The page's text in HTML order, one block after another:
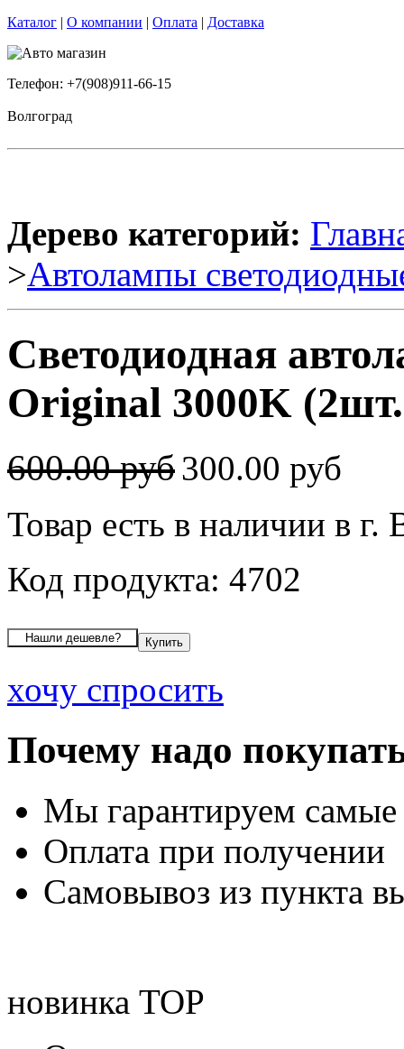
Каталог | О компании | Оплата | Доставка
Телефон: +7(908)911-66-15
Волгоград
Дерево категорий:
>Автолампы
Светодиодная
Original 3000K
600.00 руб300.00 руб
Товар есть в наличии в г.
Код продукта: 4702
хочу спросить
Почему надо
Мы гарантируем
Оплата при получении
Самовывоз из пункта
новинка TOP